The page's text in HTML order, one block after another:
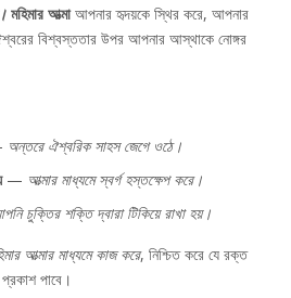
মহিমার আত্মাআপনার হৃদয়কে স্থির করে, আপনার
বিশ্বস্ততার উপর আপনার আস্থাকে নোঙ্গর
অন্তরে ঐশ্বরিক সাহস জেগে ওঠে।
— আত্মার মাধ্যমে স্বর্গ হস্তক্ষেপ করে।
চুক্তির শক্তি দ্বারা টিকিয়ে রাখা হয়।
আত্মার মাধ্যমে কাজ করে, নিশ্চিত করে যে রক্ত ​​
পাবে।